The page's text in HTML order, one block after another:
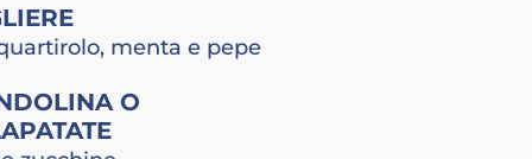
menta e pepe
O